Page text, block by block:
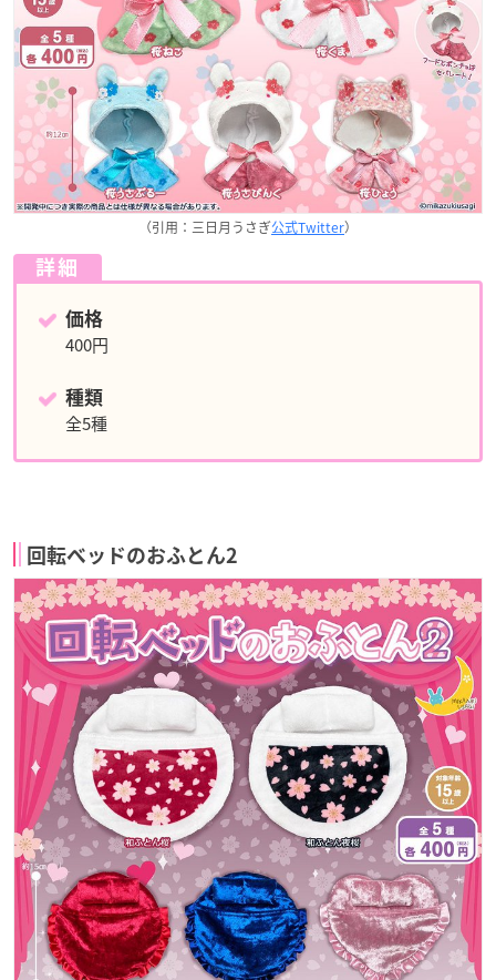
（引用：三日月うさぎ公式Twitter）
詳細
価格
400円
種類
全5種
回転ベッドのおふとん2